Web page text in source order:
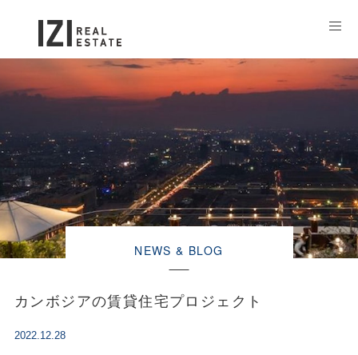
NEWS & BLOG
カンボジアの賃貸住宅プロジェクト
2022.12.28